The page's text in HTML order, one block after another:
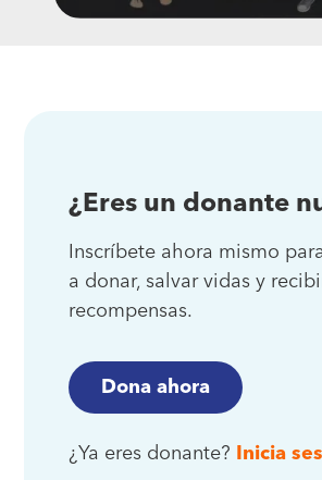
¿Eres un donante
Inscríbete ahora mismo
a donar, salvar vidas y
recompensas.
Dona ahora
¿Ya eres donante? Inicia